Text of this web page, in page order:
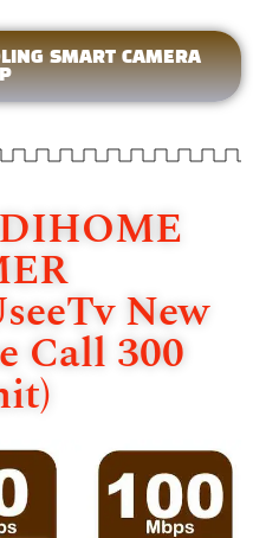
SMART CAMERA
New
Call 300